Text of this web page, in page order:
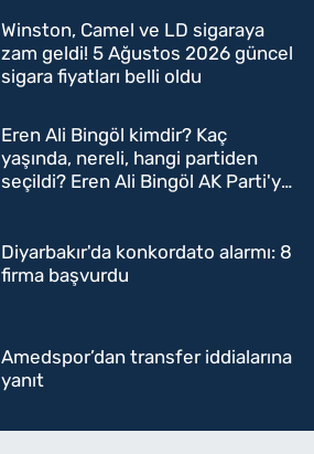
Winston, Camel ve LD sigaraya
zam geldi! 5 Ağustos 2026 güncel
sigara fiyatları belli oldu
Eren Ali Bingöl kimdir? Kaç
yaşında, nereli, hangi partiden
seçildi? Eren Ali Bingöl AK Parti'ye
Diyarbakır'da konkordato alarmı: 8
firma başvurdu
Amedspor’dan transfer iddialarına
yanıt